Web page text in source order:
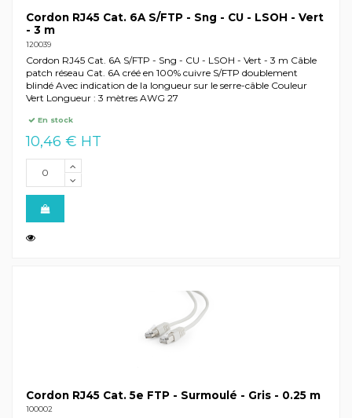
Cordon RJ45 Cat. 6A S/FTP - Sng - CU - LSOH - Vert
- 3 m
120039
Cordon RJ45 Cat. 6A S/FTP - Sng - CU - LSOH - Vert - 3 m Câble
patch réseau Cat. 6A créé en 100% cuivre S/FTP doublement
blindé Avec indication de la longueur sur le serre-câble Couleur
Vert Longueur : 3 mètres AWG 27
En stock
10,46 € HT
Cordon RJ45 Cat. 5e FTP - Surmoulé - Gris - 0.25 m
100002